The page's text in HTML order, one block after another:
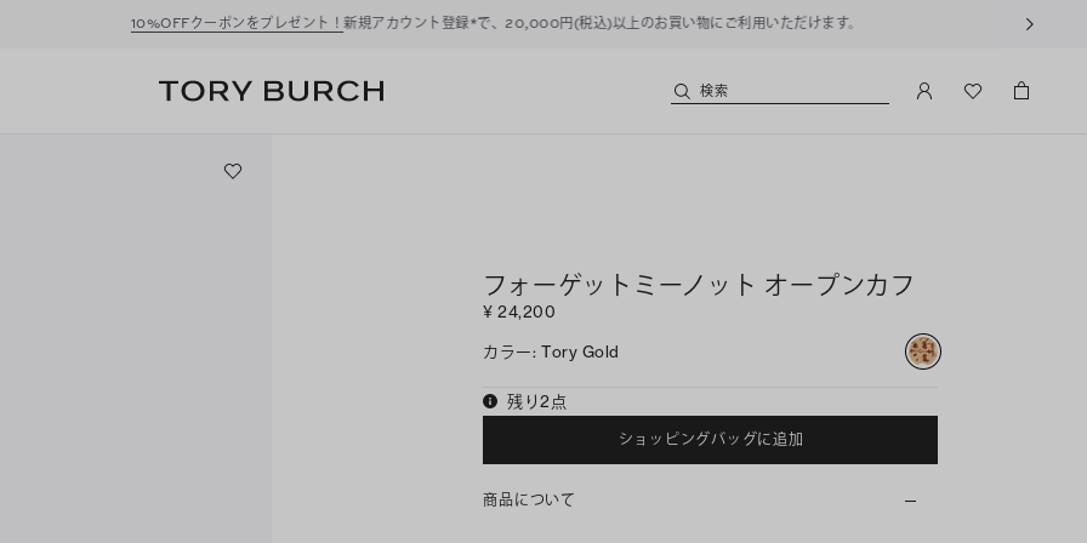
新規アカウント登録*で、20,000円(税込)以上のお買い物にご利用いただけます。
検索
フォーゲットミーノット オープンカフ
¥ 24,200
カラー: Tory Gold
残り2点
ショッピングバッグに追加
商品について